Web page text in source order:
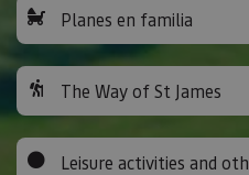
Planes en familia
The Way of St James
Leisure activities and